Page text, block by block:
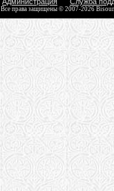
Все права защищены © 2007-2026